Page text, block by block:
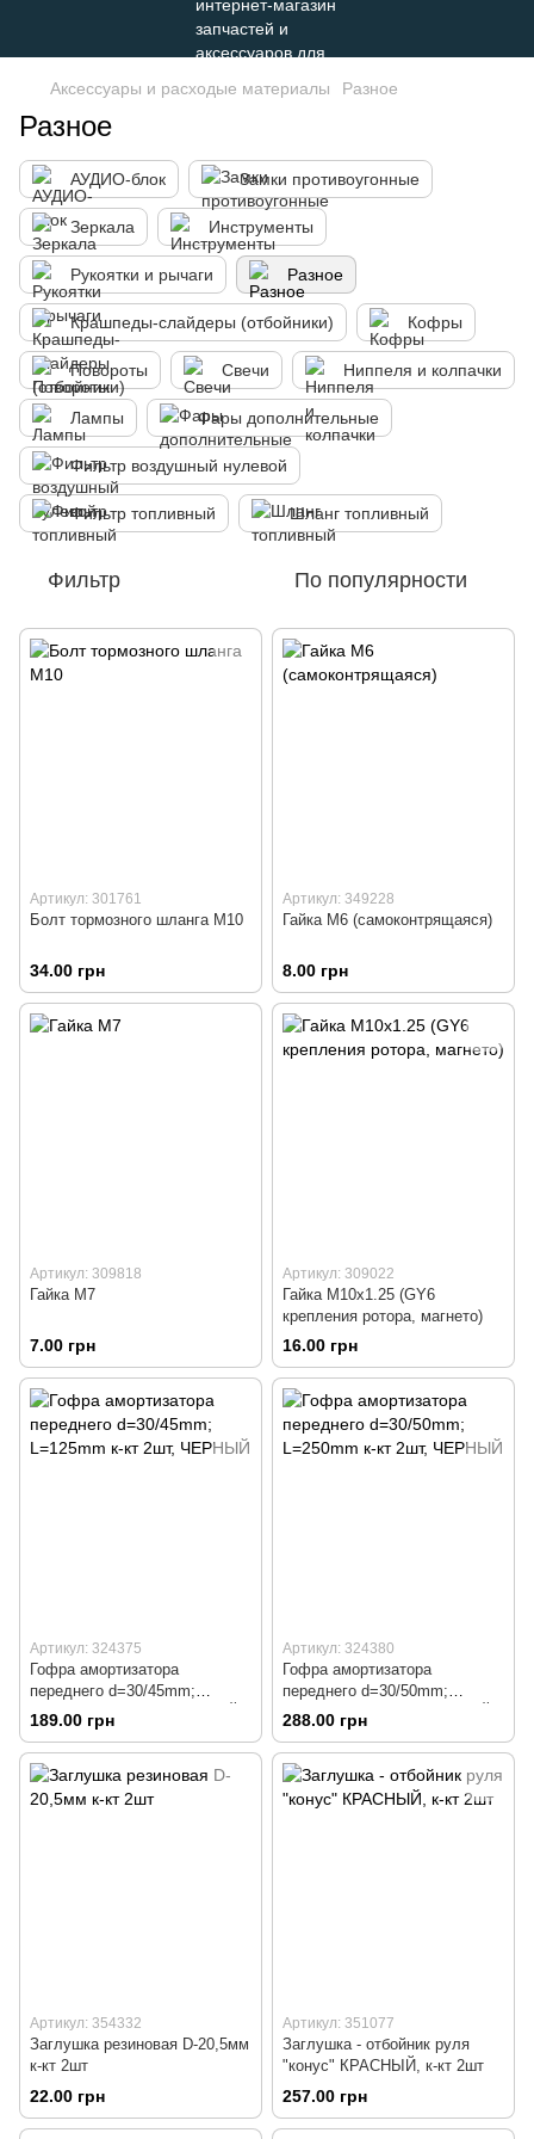
Аксессуары и расходые материалы Разное
Разное
АУДИО-блок Замки противоугонные
Зеркала Инструменты
Рукоятки и рычаги Разное
Крашпеды-слайдеры (отбойники) Кофры
Повороты Свечи Ниппеля и колпачки
Лампы Фары дополнительные
Фильтр воздушный нулевой
Фильтр топливный Шланг топливный
Фильтр По популярности
Артикул: 301761
Болт тормозного шланга M10
34.00 грн
Артикул: 349228
Гайка M6 (самоконтрящаяся)
8.00 грн
Артикул: 309818
Гайка M7
7.00 грн
Артикул: 309022
Гайка M10x1.25 (GY6
крепления ротора, магнето)
16.00 грн
Артикул: 324375
Гофра амортизатора
переднего d=30/45mm;
L=125mm к-кт 2шт, ЧЕРНЫЙ
189.00 грн
Артикул: 324380
Гофра амортизатора
переднего d=30/50mm;
L=250mm к-кт 2шт, ЧЕРНЫЙ
288.00 грн
Артикул: 354332
Заглушка резиновая D-20,5мм
к-кт 2шт
22.00 грн
Артикул: 351077
Заглушка - отбойник руля
"конус" КРАСНЫЙ, к-кт 2шт
257.00 грн